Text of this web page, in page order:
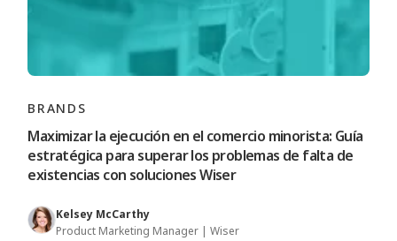
BRANDS
Maximizar la ejecución en el comercio minorista: Guía
estratégica para superar los problemas de falta de
existencias con soluciones Wiser
Kelsey McCarthy
Product Marketing Manager | Wiser